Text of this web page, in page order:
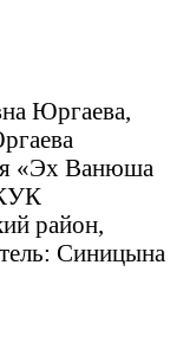
Юргаева,
«Эх Ванюша
район,
Синицына